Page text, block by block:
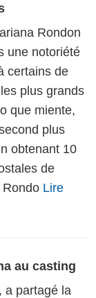
Rondon
une notoriété
certains de
plus grands
que miente,
plus
obtenant 10
de
Lire
au casting
a partagé la